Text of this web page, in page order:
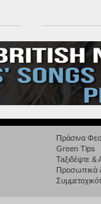
Πράσινα
Green Tips
Taξιδέψτε
Προσωπικά